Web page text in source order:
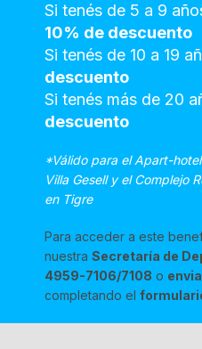
Si tenés de 5 a 9
10% de descuento
Si tenés de 10 a 19
descuento
Si tenés más de 20
descuento
*Válido para el Apart-
Villa Gesell y el Complejo
en Tigre
Para acceder a este
nuestra Secretaría de
4959-7106/7108 o
completando el